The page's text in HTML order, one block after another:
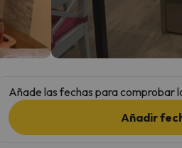
Añade las fechas para comprobar
Añadir